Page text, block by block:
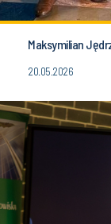
Maksymilian
20.05.2026